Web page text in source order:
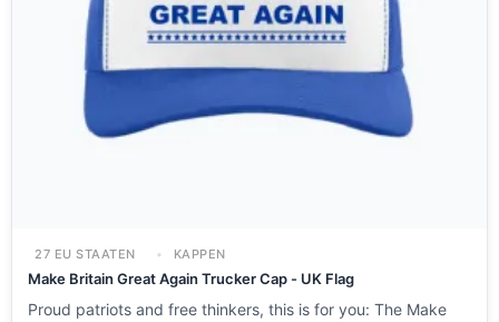
27 EU STAATEN KAPPEN
Make Britain Great Again Trucker Cap - UK Flag
Proud patriots and free thinkers, this is for you: The Make